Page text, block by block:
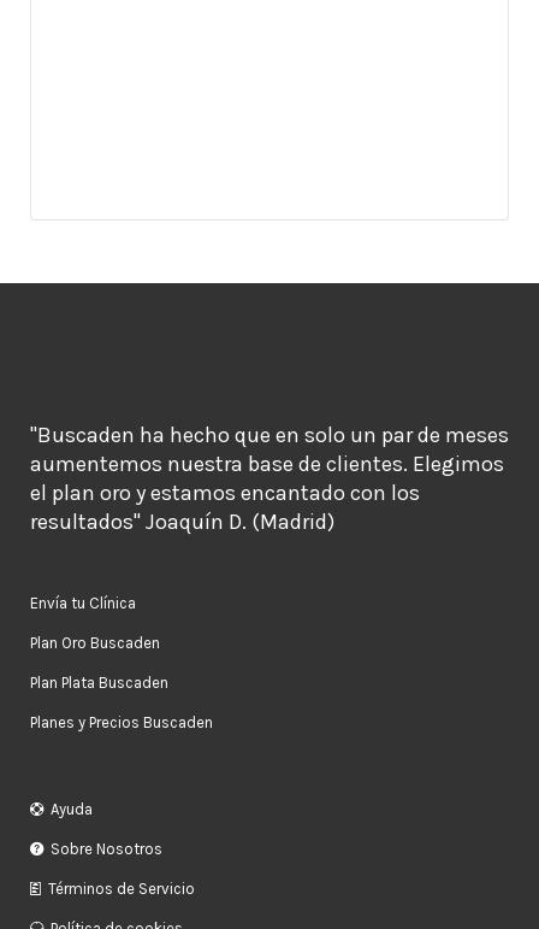
"Buscaden ha hecho que en solo un par de meses
aumentemos nuestra base de clientes. Elegimos
el plan oro y estamos encantado con los
resultados" Joaquín D. (Madrid)
Envía tu Clínica
Plan Oro Buscaden
Plan Plata Buscaden
Planes y Precios Buscaden
Ayuda
Sobre Nosotros
Términos de Servicio